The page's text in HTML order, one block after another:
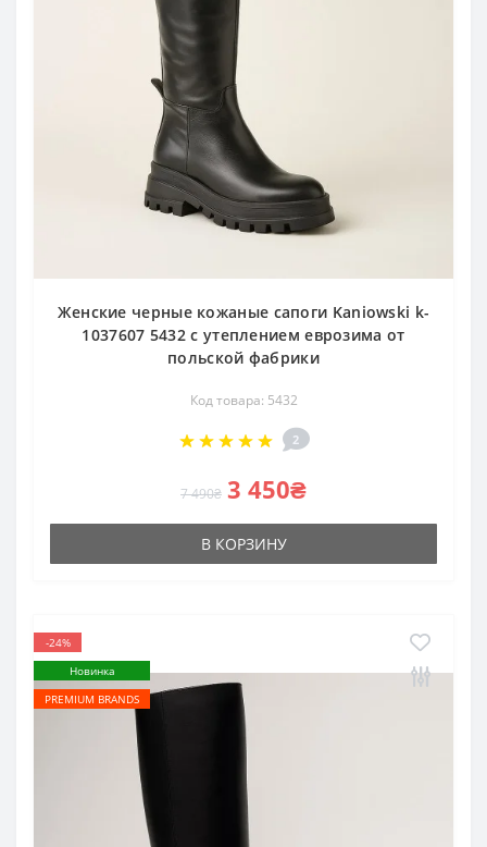
Женские черные кожаные сапоги Kaniowski k-
1037607 5432 с утеплением еврозима от
польской фабрики
Код товара: 5432
2
7 490₴ 3 450₴
В КОРЗИНУ
-24%
Новинка
PREMIUM BRANDS